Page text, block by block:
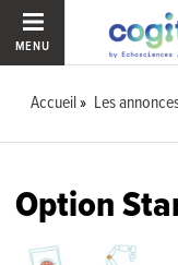
MENU
Accueil Les
Option